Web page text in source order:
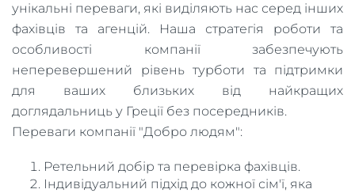
унікальні переваги, які виділяють нас серед інших
фахівців та агенцій. Наша стратегія роботи та
особливості компанії забезпечують
неперевершений рівень турботи та підтримки
для ваших близьких від найкращих
доглядальниць у Греції без посередників.
Переваги компанії "Добро людям":
Ретельний добір та перевірка фахівців.
Індивідуальний підхід до кожної сім'ї, яка